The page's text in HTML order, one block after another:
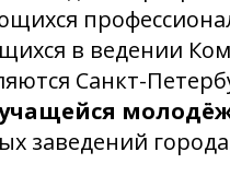
в ведении
Санкт-
заведений